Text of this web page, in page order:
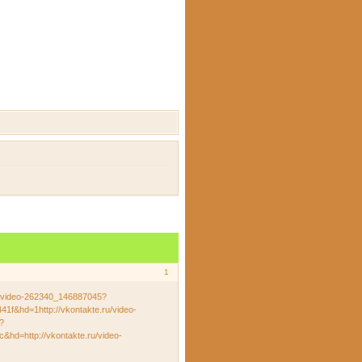
1
262340_146887045?
vkontakte.ru/video-
vkontakte.ru/video-